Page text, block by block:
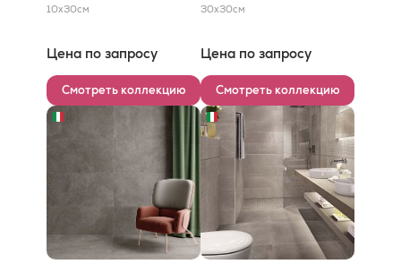
10x30см
Цена по запросу
Смотреть коллекцию
30x30см
Цена по запросу
Смотреть коллекцию